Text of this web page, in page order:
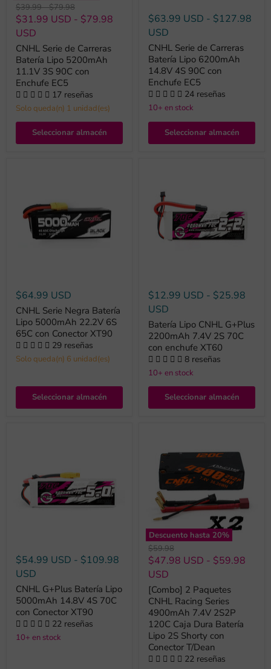
Precio
original
$39.99-Precio
original
$79.98
$31.99 USD - $79.98
USD
CNHL Serie de Carreras
Batería Lipo 5200mAh
11.1V 3S 90C con
Enchufe EC5
17 reseñas
Solo queda(n) 1 unidad(es)
Seleccionar almacén
$63.99 USD - $127.98
USD
CNHL Serie de Carreras
Batería Lipo 6200mAh
14.8V 4S 90C con
Enchufe EC5
24 reseñas
10+ en stock
Seleccionar almacén
$64.99 USD
CNHL Serie Negra Batería
Lipo 5000mAh 22.2V 6S
65C con Conector XT90
29 reseñas
Solo queda(n) 6 unidad(es)
Seleccionar almacén
$12.99 USD - $25.98
USD
Batería Lipo CNHL G+Plus
2200mAh 7.4V 2S 70C
con enchufe XT60
8 reseñas
10+ en stock
Seleccionar almacén
$54.99 USD - $109.98
USD
CNHL G+Plus Batería Lipo
5000mAh 14.8V 4S 70C
con Conector XT90
22 reseñas
10+ en stock
Descuento hasta 20%
Precio
original
$59.98
$47.98 USD - $59.98
USD
[Combo] 2 Paquetes
CNHL Racing Series
4900mAh 7.4V 2S2P
120C Caja Dura Batería
Lipo 2S Shorty con
Conector T/Dean
22 reseñas